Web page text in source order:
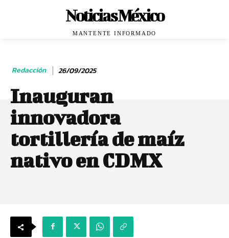
Noticias México
MANTENTE INFORMADO
Redacción 26/09/2025
Inauguran
innovadora
tortillería de maíz
nativo en CDMX